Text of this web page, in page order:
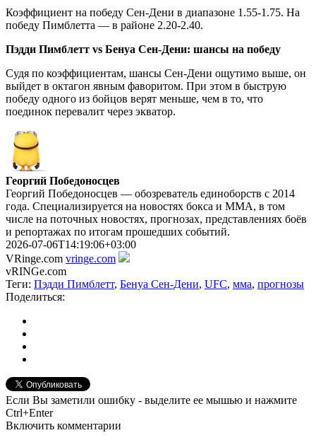
Коэффициент на победу Сен-Дени в диапазоне 1.55-1.75. На
победу Пимблетта — в районе 2.20-2.40.
Пэдди Пимблетт vs Бенуа Сен-Дени: шансы на победу
Судя по коэффициентам, шансы Сен-Дени ощутимо выше, он
выйдет в октагон явным фаворитом. При этом в быструю
победу одного из бойцов верят меньше, чем в то, что
поединок перевалит через экватор.
Георгий Победоносцев
Георгий Победоносцев — обозреватель единоборств с 2014
года. Специализируется на новостях бокса и ММА, в том
числе на поточных новостях, прогнозах, представлениях боёв
и репортажах по итогам прошедших событий.
2026-07-06T14:19:06+03:00
VRinge.com vringe.com
vRINGe.com
Теги: Пэдди Пимблетт, Бенуа Сен-Дени, UFC, мма, прогнозы
Поделиться:
Если Вы заметили ошибку - выделите ее мышью и нажмите
Ctrl+Enter
Включить комментарии